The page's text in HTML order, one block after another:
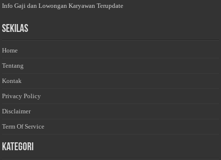
Info Gaji dan Lowongan Karyawan Terupdate
Sekilas
Home
Tentang
Kontak
Privacy Policy
Disclaimer
Term Of Service
Kategori